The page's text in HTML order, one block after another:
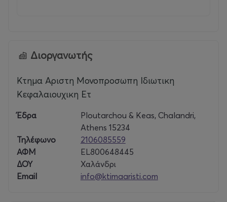
Διοργανωτής
Κτημα Αριστη Μονοπροσωπη Ιδιωτικη
Κεφαλαιουχικη Ετ
Έδρα
Ploutarchou & Keas, Chalandri,
Athens 15234
Τηλέφωνο
2106085559
ΑΦΜ
EL800648445
ΔΟΥ
Χαλάνδρι
Email
info@ktimaaristi.com